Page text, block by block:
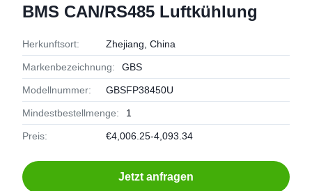
BMS CAN/RS485 Luftkühlung
Herkunftsort: Zhejiang, China
Markenbezeichnung: GBS
Modellnummer: GBSFP38450U
Mindestbestellmenge: 1
Preis: €4,006.25-4,093.34
Jetzt anfragen